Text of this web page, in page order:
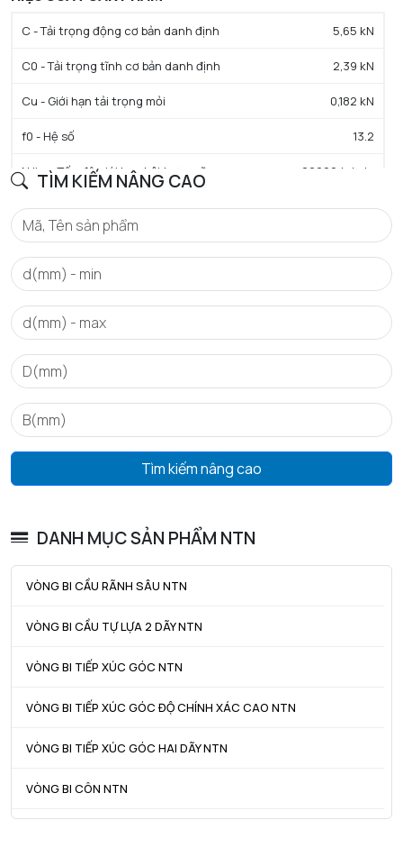
TÌM KIẾM NÂNG CAO
Tìm kiếm nâng cao
DANH MỤC SẢN PHẨM NTN
VÒNG BI CẦU RÃNH SÂU NTN
VÒNG BI CẦU TỰ LỰA 2 DÃY NTN
VÒNG BI TIẾP XÚC GÓC NTN
VÒNG BI TIẾP XÚC GÓC ĐỘ CHÍNH XÁC CAO NTN
VÒNG BI TIẾP XÚC GÓC HAI DÃY NTN
VÒNG BI CÔN NTN
C - Tải trọng động cơ bản danh định 5,65 kN
C0 - Tải trọng tĩnh cơ bản danh định 2,39 kN
Cu - Giới hạn tải trọng mỏi 0,182 kN
f0 - Hệ số 13.2
N lim - Tốc độ giới hạn bôi trơn mỡ 26000 tr/min
Tmin - Nhiệt độ hoạt động tối thiểu -25 °C
Tmax - Nhiệt độ hoạt động tối đa 110 °C
GIỚI HẠN
da min - Đường kính vai tối thiểu IR
da max - Đường kính vai tối đa IR 16 mm
Da max - Đường kính vai tối đa OR 26 mm
ra max - Bán kính góc lượn tối đa trục & vỏ